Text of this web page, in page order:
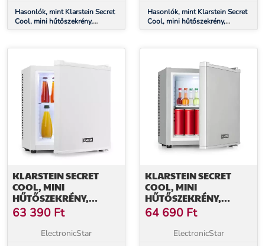
Hasonlók, mint Klarstein Secret
Cool, mini hűtőszekrény,
minibár, 13 liter, G
ezüst
Hasonlók, mint Klarstein Secret
Cool, mini hűtőszekrény,
minibár, 13 liter, G
fekete
KLARSTEIN SECRET
COOL, MINI
HŰTŐSZEKRÉNY,
MINIBÁR, 13 LITER, G
ENERGIAHATÉKONYSÁGI
OSZTÁLY, FEHÉR
63 390 Ft
ElectronicStar
KLARSTEIN SECRET
COOL, MINI
HŰTŐSZEKRÉNY,
MINIBÁR, 13 LITER, G
ENERGIAHATÉKONYSÁGI
OSZTÁLY, EZÜST
64 690 Ft
ElectronicStar